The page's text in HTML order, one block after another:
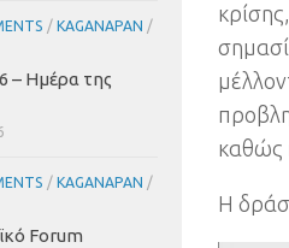
κρίσης,
καθώς
Η
/ KAGANAPAN /
– Ημέρα της
/ KAGANAPAN /
Forum